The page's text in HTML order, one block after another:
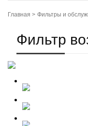
Главная > Фильтры и
Фильтр